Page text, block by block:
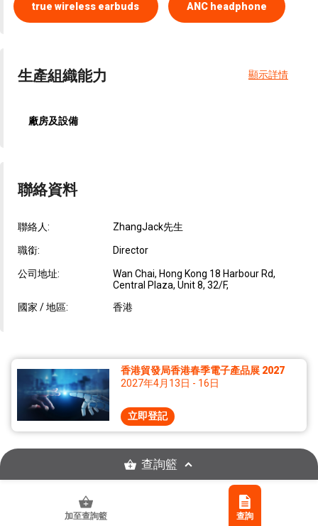
true wireless earbuds ANC headphone
生產組織能力 顯示詳情
廠房及設備
聯絡資料
聯絡人: ZhangJack先生
職銜: Director
公司地址:
Wan Chai, Hong Kong 18 Harbour Rd,
Central Plaza, Unit 8, 32/F,
國家 / 地區:
香港
香港貿發局香港春季電子產品展 2027
2027年4月13日 - 16日
立即登記
加至查詢籃 查詢
查詢籃